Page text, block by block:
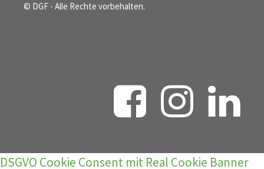
© DGF - Alle Rechte vorbehalten.
DSGVO Cookie Consent mit Real Cookie Banner